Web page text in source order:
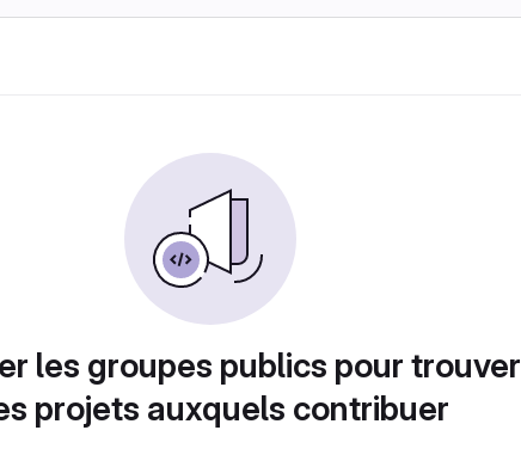
les groupes publics pour trouver
projets auxquels contribuer